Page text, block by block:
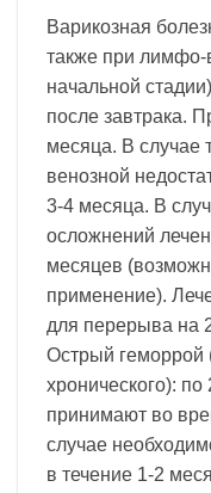
Варикозная
также при лимфо-
начальной
после завтрака.
месяца. В
венозной
3-4 месяца. В
осложнений
месяцев
применение).
для перерыва на
Острый геморрой
хронического): по
принимают во
случае
в течение 1-2